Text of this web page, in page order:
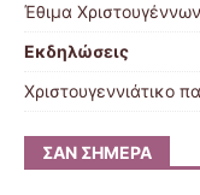
Έθιμα
Εκδηλώσεις
Χριστουγεννιάτικο
ΣΑΝ ΣΉΜΕΡΑ